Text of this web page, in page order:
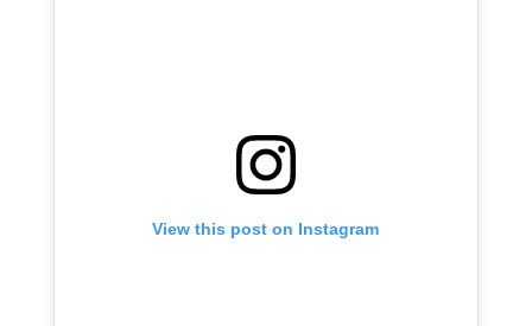
View this post on Instagram